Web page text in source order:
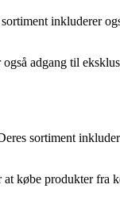
inkluderer
adgang til
sortiment
købe produkter fra